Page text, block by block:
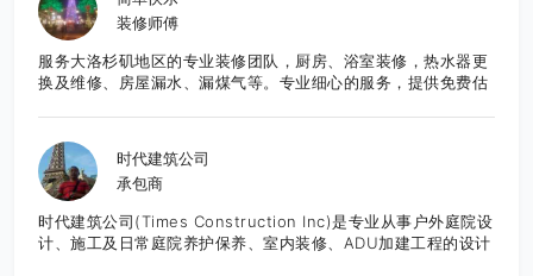
装修师傅
服务大洛杉矶地区的专业装修团队，厨房、浴室装修，热水器更
换及维修、房屋漏水、漏煤气等。专业细心的服务，提供免费估
时代建筑公司
承包商
时代建筑公司(Times Construction Inc)是专业从事户外庭院设
计、施工及日常庭院养护保养、室内装修、ADU加建工程的设计